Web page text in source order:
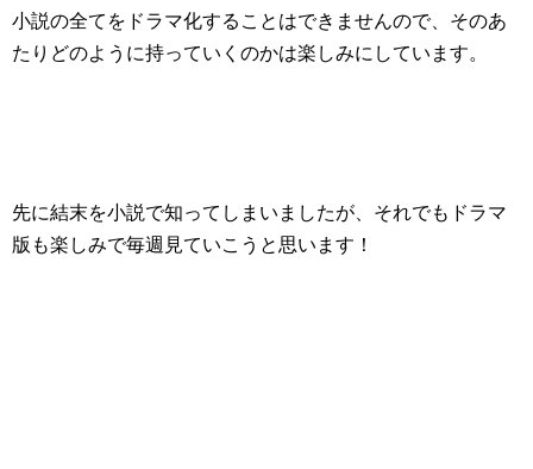
小説の全てをドラマ化することはできませんので、そのあ
たりどのように持っていくのかは楽しみにしています。
先に結末を小説で知ってしまいましたが、それでもドラマ
版も楽しみで毎週見ていこうと思います！